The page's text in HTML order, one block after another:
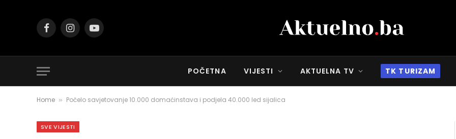
FacebookInstagramYouTube
POČETNA VIJESTI AKTUELNA TV TK TURIZAM
Home » Počelo savjetovanje 10.000 domaćinstava i podjela 40.000 led sijalica
SVE VIJESTI